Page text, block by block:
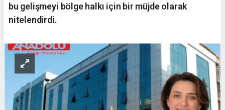
bu gelişmeyi bölge halkı için bir müjde olarak
nitelendirdi.